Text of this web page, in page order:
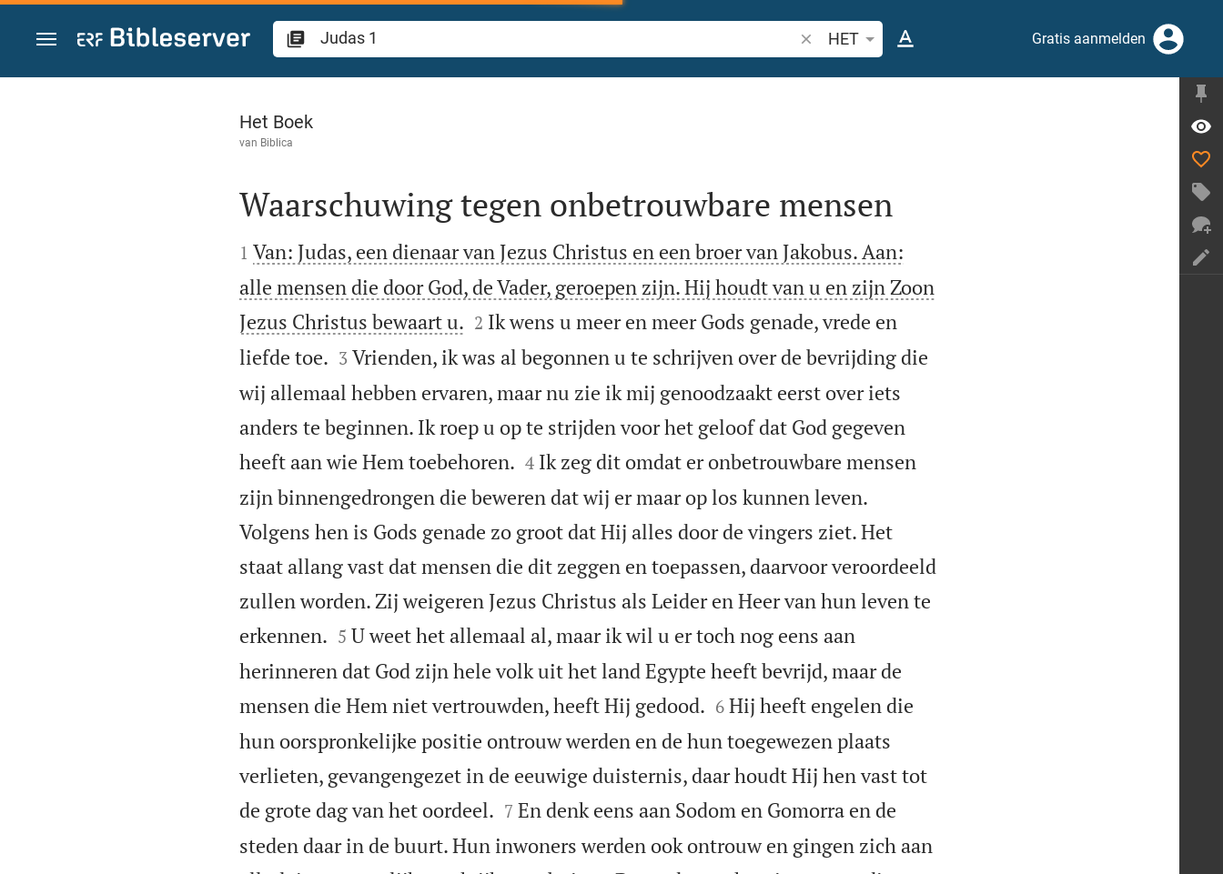
Spring naar inhoud
Zoek Bijbelvers of woord
HET Gratis aanmelden
Judas 1
Het Boek
van Biblica

Waarschuwing tegen onbetrouwbare mensen

1 Van: Judas, een dienaar van Jezus Christus en een broer van Jakobus. Aan:
alle mensen die door God, de Vader, geroepen zijn. Hij houdt van u en zijn Zoon
Jezus Christus bewaart u.
2 Ik wens u meer en meer Gods genade, vrede en
liefde toe.
3 Vrienden, ik was al begonnen u te schrijven over de bevrijding die
wij allemaal hebben ervaren, maar nu zie ik mij genoodzaakt eerst over iets
anders te beginnen. Ik roep u op te strijden voor het geloof dat God gegeven
heeft aan wie Hem toebehoren.
4 Ik zeg dit omdat er onbetrouwbare mensen
zijn binnengedrongen die beweren dat wij er maar op los kunnen leven.
Volgens hen is Gods genade zo groot dat Hij alles door de vingers ziet. Het
staat allang vast dat mensen die dit zeggen en toepassen, daarvoor veroordeeld
zullen worden. Zij weigeren Jezus Christus als Leider en Heer van hun leven te
erkennen.
5 U weet het allemaal al, maar ik wil u er toch nog eens aan
herinneren dat God zijn hele volk uit het land Egypte heeft bevrijd, maar de
mensen die Hem niet vertrouwden, heeft Hij gedood.
6 Hij heeft engelen die
hun oorspronkelijke positie ontrouw werden en de hun toegewezen plaats
verlieten, gevangengezet in de eeuwige duisternis, daar houdt Hij hen vast tot
de grote dag van het oordeel.
7 En denk eens aan Sodom en Gomorra en de
steden daar in de buurt. Hun inwoners werden ook ontrouw en gingen zich aan